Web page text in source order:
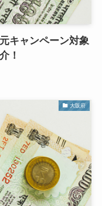
キャンペーン対象
！
大阪府